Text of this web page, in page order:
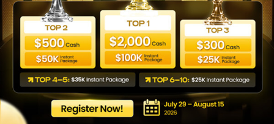
Wecopy Fintech LTD (Company Number: 14905703),
71-75 Shelton Street, Covent Garden, London, United
Kingdom, WC2H 9JQ، بصفتها Payment Agent نيابةً عن
WeMasterTrade، مع تحديد الكيان المعمول به بناءً على موقع
المستخدم وطريقة الدفع المختارة.
عملية حل الشكاوى